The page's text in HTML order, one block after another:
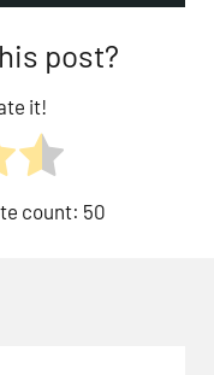
post?
it!
count: 50